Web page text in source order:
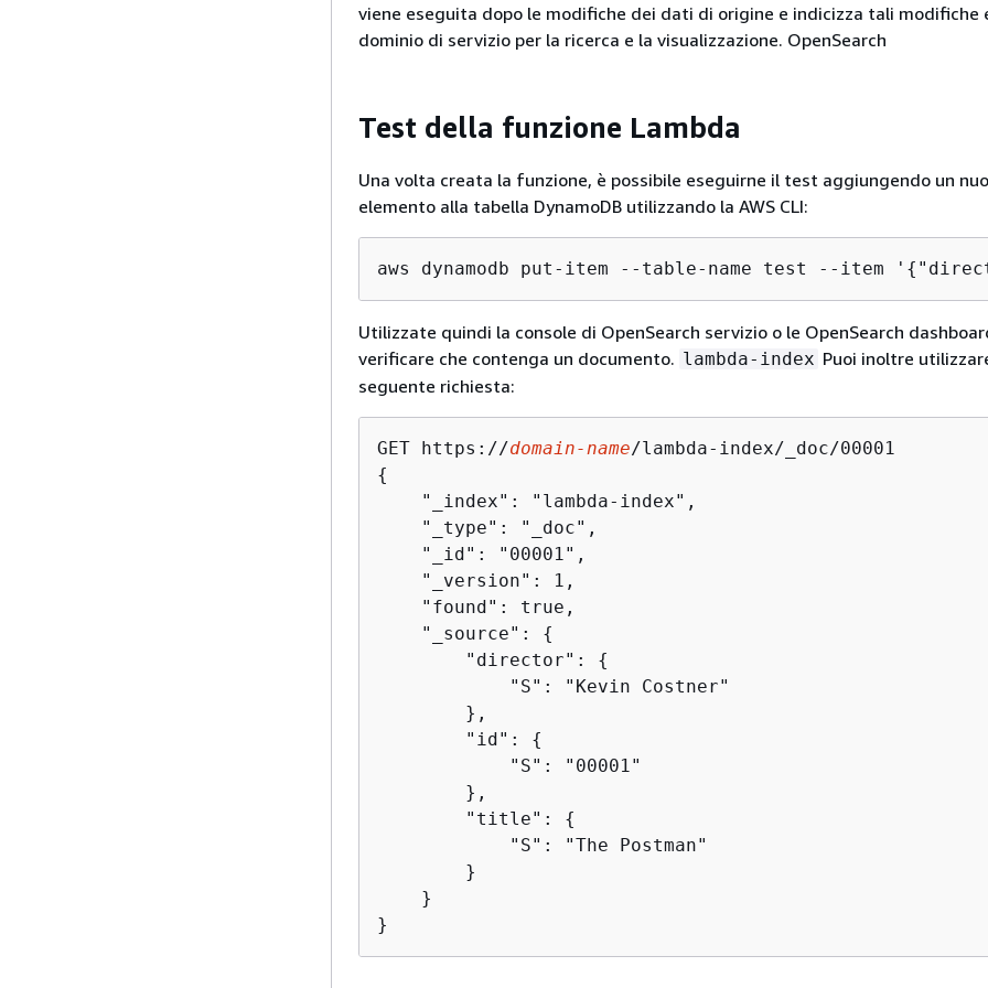
viene eseguita dopo le modifiche dei dati di origine e indicizza tali modifiche
dominio di servizio per la ricerca e la visualizzazione. OpenSearch
Test della funzione Lambda
Una volta creata la funzione, è possibile eseguirne il test aggiungendo un
elemento alla tabella DynamoDB utilizzando la AWS CLI:
aws dynamodb put-item --table-name test --item ' {
Utilizzate quindi la console di OpenSearch servizio o le OpenSearch
verificare che contenga un documento. lambda-index Puoi inoltre
seguente richiesta:
GET https://domain-name
{
    "_index": "lambda-index",
    "_type": "_doc",
    "_id": "00001",
    "_version": 1,
    "found": true,
    "_source":
{
        "director":
{
            "S": "Kevin Costner"
        },
        "id":
{
            "S": "00001"
        },
        "title":
{
            "S": "The Postman"
        }
    }
}